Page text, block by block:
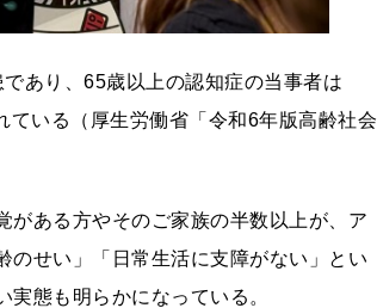
あり、65歳以上の認知症の当事者は
いる（厚生労働省「令和6年版高齢社会
がある方やそのご家族の半数以上が、ア
のせい」「日常生活に支障がない」とい
態も明らかになっている。